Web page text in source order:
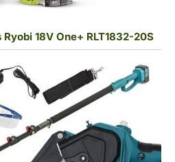
18V One+ RLT1832-20S